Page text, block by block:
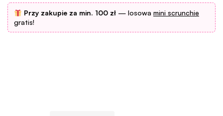
Przy zakupie za min. 100 zł— losowa mini scrunchie
gratis!